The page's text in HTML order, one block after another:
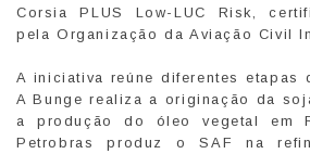
Corsia PLUS Low-LUC Risk,
pela Organização da Aviação Civil
A iniciativa reúne diferentes etapas
A Bunge realiza a originação da
a produção do óleo vegetal em
Petrobras produz o SAF na